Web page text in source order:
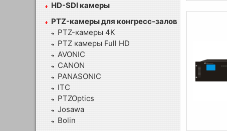
HD-SDI камеры
PTZ-камеры для конгресс-залов
PTZ-камеры 4К
PTZ камеры Full HD
AVONIC
CANON
PANASONIC
ITC
PTZOptics
Josawa
Bolin